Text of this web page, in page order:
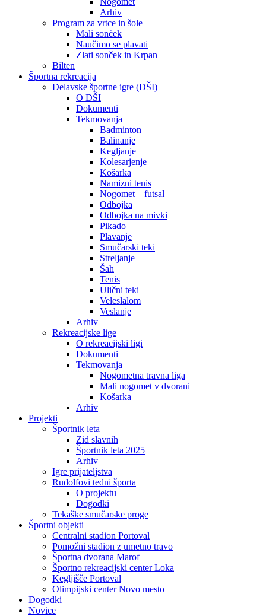
Arhiv
Program za vrtce in šole
Mali sonček
Naučimo se plavati
Zlati sonček in Krpan
Bilten
Športna rekreacija
Delavske športne igre (DŠI)
O DŠI
Dokumenti
Tekmovanja
Badminton
Balinanje
Kegljanje
Kolesarjenje
Košarka
Namizni tenis
Nogomet – futsal
Odbojka
Odbojka na mivki
Pikado
Plavanje
Smučarski teki
Streljanje
Šah
Tenis
Ulični teki
Veleslalom
Veslanje
Arhiv
Rekreacijske lige
O rekreacijski ligi
Dokumenti
Tekmovanja
Nogometna travna liga
Mali nogomet v dvorani
Košarka
Arhiv
Projekti
Športnik leta
Zid slavnih
Športnik leta 2025
Arhiv
Igre prijateljstva
Rudolfovi tedni športa
O projektu
Dogodki
Tekaške smučarske proge
Športni objekti
Centralni stadion Portoval
Pomožni stadion z umetno travo
Športna dvorana Marof
Športno rekreacijski center Loka
Kegljišče Portoval
Olimpijski center Novo mesto
Dogodki
Novice